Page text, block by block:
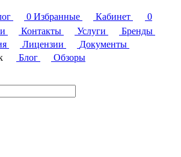
0 Избранные Кабинет
0
Контакты Услуги
Бренды
Лицензии
Документы
Блог
Обзоры